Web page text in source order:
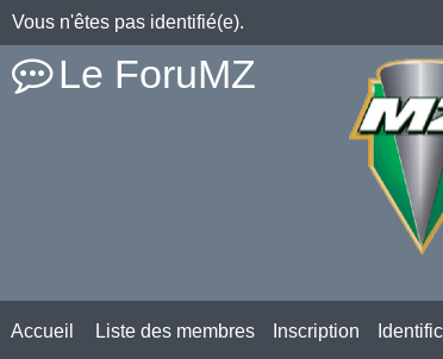
Vous n'êtes pas identifié(e).
Le ForuMZ
Accueil Liste des membres Inscription